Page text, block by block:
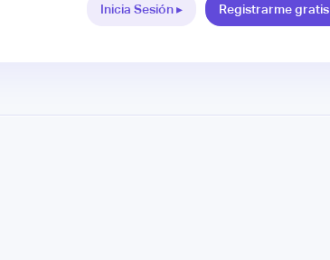
Inicia Sesión ▸ Registrarme gratis